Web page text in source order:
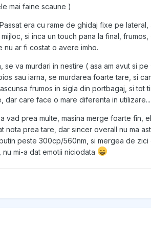
mai faine scaune )
era cu rame de ghidaj fixe pe lateral,
si inca un touch pana la final, frumos,
nu ar fi costat o avere imho.
va murdari in nestire ( asa am avut si
sau iarna, se murdarea foarte tare, si
frumos in sigla din portbagaj, si tot
dar care face o mare diferenta in utilizare...
vad prea multe, masina merge foarte fin,
nota prea tare, dar sincer overall nu ma
peste 300cp/560nm, si mergea de
mi-a dat emotii niciodata